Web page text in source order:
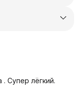
Супер лёгкий.